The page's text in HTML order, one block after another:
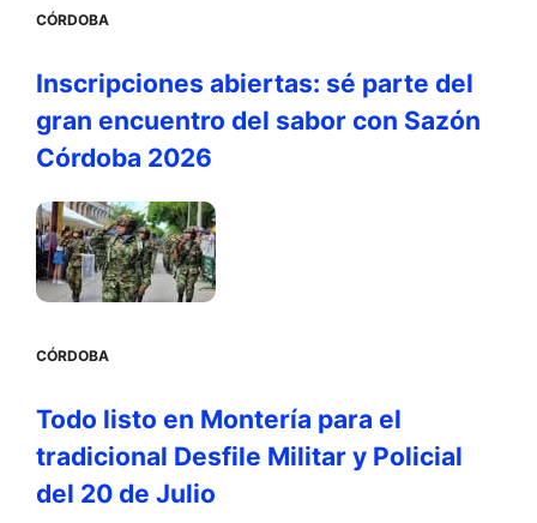
CÓRDOBA
Inscripciones abiertas: sé parte del
gran encuentro del sabor con Sazón
Córdoba 2026
CÓRDOBA
Todo listo en Montería para el
tradicional Desfile Militar y Policial
del 20 de Julio